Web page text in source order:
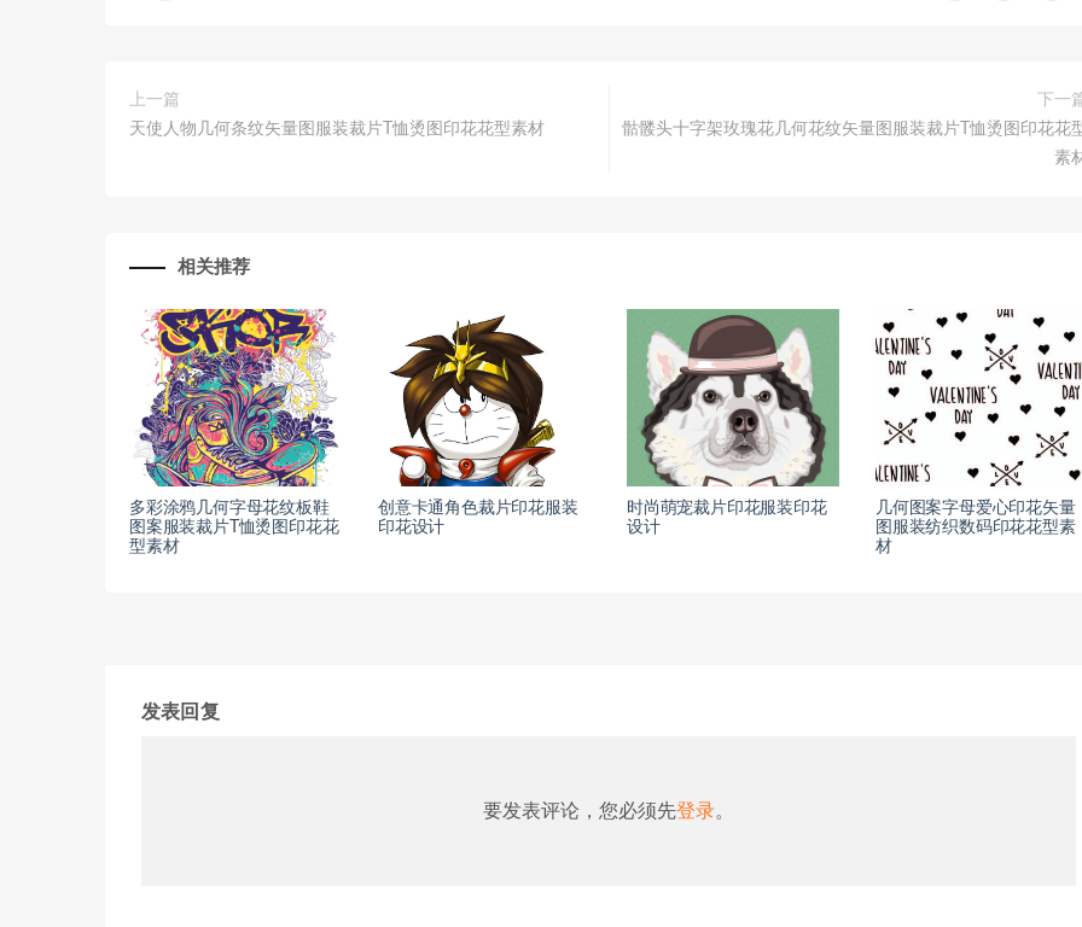
上一篇
天使人物几何条纹矢量图服装裁片T恤烫图印花花型素材
下一
骷髅头十字架玫瑰花几何花纹矢量图服装裁片T恤烫图印花花
素
相关推荐
多彩涂鸦几何字母花纹板鞋
图案服装裁片T恤烫图印花花
型素材
创意卡通角色裁片印花服装
印花设计
时尚萌宠裁片印花服装印花
设计
几何图案字母爱心印花矢量
图服装纺织数码印花花型素
材
发表回复
要发表评论，您必须先登录。